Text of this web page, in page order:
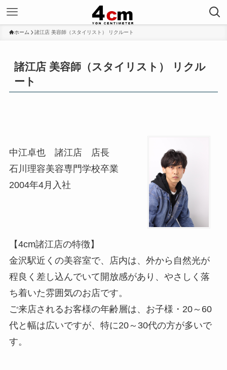
ホーム 諸江店 美容師（スタイリスト） リクルート
諸江店 美容師（スタイリスト） リクル
ート
中江卓也 諸江店 店長
石川理容美容専門学校卒業
2004年4月入社
【4cm諸江店の特徴】
金沢駅近くの美容室で、店内は、外から自然光が
程良く差し込んでいて開放感があり、やさしく落
ち着いた雰囲気のお店です。
ご来店されるお客様の年齢層は、お子様・20～60
代と幅は広いですが、特に20～30代の方が多いで
す。